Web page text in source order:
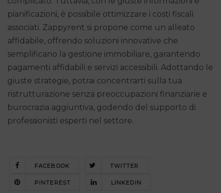
pianificazioni, è possibile ottimizzare i costi fiscali
associati. Zappyrent si propone come un alleato
affidabile, offrendo soluzioni innovative che
semplificano la gestione immobiliare, garantendo
pagamenti affidabili e servizi accessibili. Adottando le
giuste strategie, potrai concentrarti sulla tua
ristrutturazione senza preoccupazioni finanziarie e
burocrazia aggiuntiva, godendo del supporto di
professionisti esperti nel settore.
FACEBOOK TWITTER
PINTEREST LINKEDIN